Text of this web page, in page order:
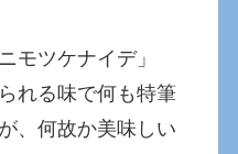
モツケナイデ」
れる味で何も特筆
、何故か美味しい